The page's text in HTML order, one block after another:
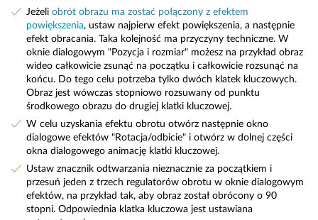
Jeżeli obrót obrazu ma zostać połączony z efektem
powiększenia, ustaw najpierw efekt powiększenia, a następnie
efekt obracania. Taka kolejność ma przyczyny techniczne. W
oknie dialogowym "Pozycja i rozmiar" możesz na przykład obraz
wideo całkowicie zsunąć na początku i całkowicie rozsunąć na
końcu. Do tego celu potrzeba tylko dwóch klatek kluczowych.
Obraz jest wówczas stopniowo rozsuwany od punktu
środkowego obrazu do drugiej klatki kluczowej.
W celu uzyskania efektu obrotu otwórz następnie okno
dialogowe efektów "Rotacja/odbicie" i otwórz w dolnej części
okna dialogowego animację klatki kluczowej.
Ustaw znacznik odtwarzania nieznacznie za początkiem i
przesuń jeden z trzech regulatorów obrotu w oknie dialogowym
efektów, na przykład tak, aby obraz został obrócony o 90
stopni. Odpowiednia klatka kluczowa jest ustawiana